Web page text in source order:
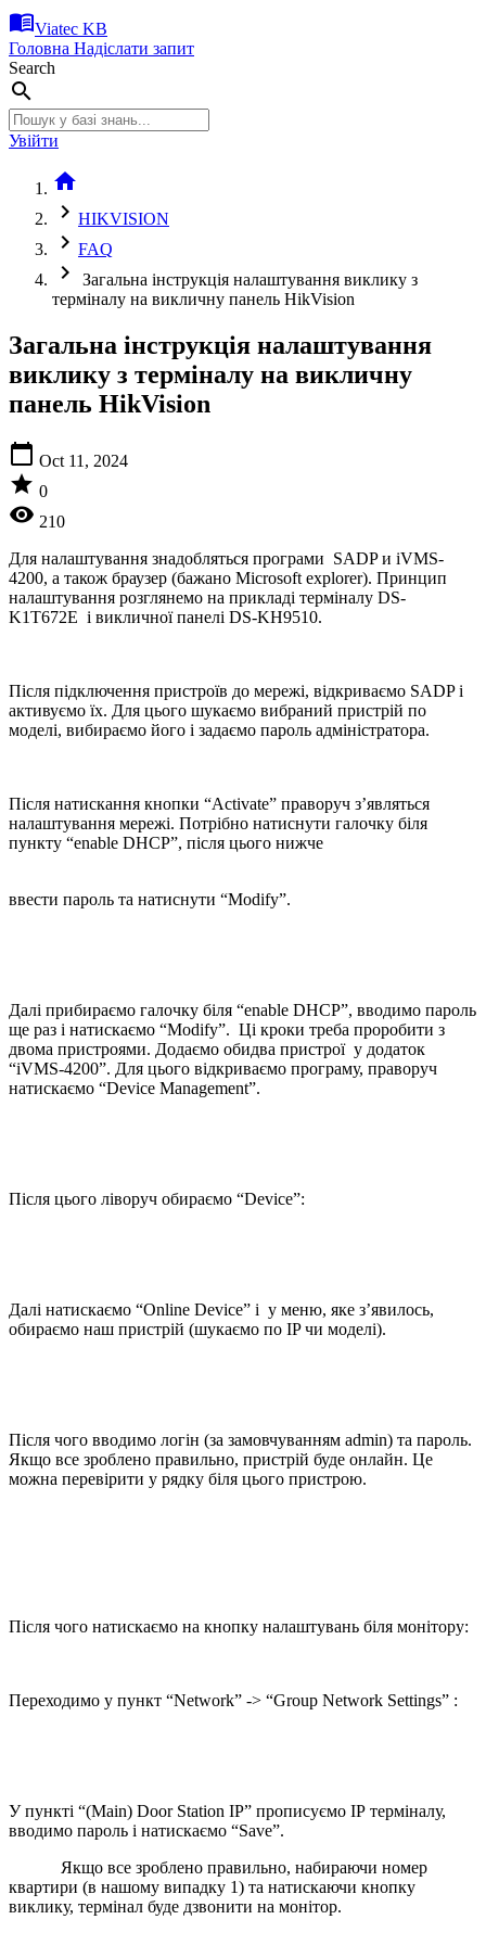
menu_bookViatec KB
Головна Надіслати запит
Search
search
Увійти
home
chevron_right HIKVISION
chevron_right FAQ
chevron_right
Загальна інструкція налаштування виклику з
терміналу на викличну панель HikVision
Загальна інструкція налаштування
виклику з терміналу на викличну
панель HikVision
calendar_today Oct 11, 2024
star 0
visibility 210
Для налаштування знадобляться програми SADP и iVMS-
4200, а також браузер (бажано Microsoft explorer). Принцип
налаштування розглянемо на прикладі терміналу DS-
K1T672E і викличної панелі DS-KH9510.
Після підключення пристроїв до мережі, відкриваємо SADP і
активуємо їх. Для цього шукаємо вибраний пристрій по
моделі, вибираємо його і задаємо пароль адміністратора.
Після натискання кнопки “Activate” праворуч з’являться
налаштування мережі. Потрібно натиснути галочку біля
пункту “enable DHCP”, після цього нижче
ввести пароль та натиснути “Modify”.
Далі прибираємо галочку біля “enable DHCP”, вводимо пароль
ще раз і натискаємо “Modify”. Ці кроки треба проробити з
двома пристроями. Додаємо обидва пристрої у додаток
“iVMS-4200”. Для цього відкриваємо програму, праворуч
натискаємо “Device Management”.
Після цього ліворуч обираємо “Device”:
Далі натискаємо “Online Device” і у меню, яке з’явилось,
обираємо наш пристрій (шукаємо по IP чи моделі).
Після чого вводимо логін (за замовчуванням admin) та пароль.
Якщо все зроблено правильно, пристрій буде онлайн. Це
можна перевірити у рядку біля цього пристрою.
Після чого натискаємо на кнопку налаштувань біля монітору:
Переходимо у пункт “Network” -> “Group Network Settings” :
У пункті “(Main) Door Station IP” прописуємо ІР терміналу,
вводимо пароль і натискаємо “Save”.
Якщо все зроблено правильно, набираючи номер
квартири (в нашому випадку 1) та натискаючи кнопку
виклику, термінал буде дзвонити на монітор.